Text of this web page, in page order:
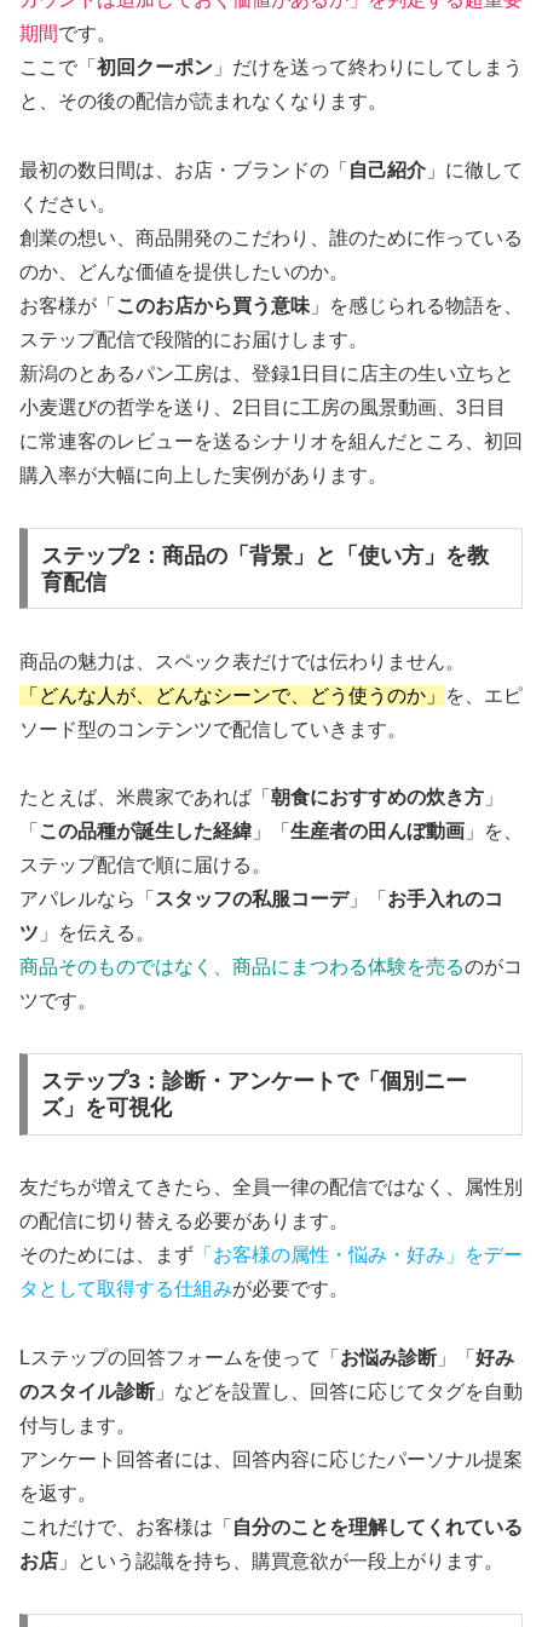
期間です。
ここで「 初回クーポン 」だけを送って終わりにしてしまう
と、その後の配信が読まれなくなります。
最初の数日間は、お店・ブランドの「 自己紹介 」に徹して
ください。
創業の想い、商品開発のこだわり、誰のために作っている
のか、どんな価値を提供したいのか。
お客様が「 このお店から買う意味 」を感じられる物語を、
ステップ配信で段階的にお届けします。
新潟のとあるパン工房は、登録1日目に店主の生い立ちと
小麦選びの哲学を送り、2日目に工房の風景動画、3日目
に常連客のレビューを送るシナリオを組んだところ、初回
購入率が大幅に向上した実例があります。
ステップ2：商品の「背景」と「使い方」を教
育配信
商品の魅力は、スペック表だけでは伝わりません。
「どんな人が、どんなシーンで、どう使うのか」
を、エピ
ソード型のコンテンツで配信していきます。
たとえば、米農家であれば「 朝食におすすめの炊き方 」
「 この品種が誕生した経緯」「 生産者の田んぼ動画 」を、
ステップ配信で順に届ける。
アパレルなら「 スタッフの私服コーデ」「 お手入れのコ
ツ 」を伝える。
商品そのものではなく、商品にまつわる体験を売るのがコ
ツです。
ステップ3：診断・アンケートで「個別ニー
ズ」を可視化
友だちが増えてきたら、全員一律の配信ではなく、属性別
の配信に切り替える必要があります。
そのためには、まず 「お客様の属性・悩み・好み」をデー
タとして取得する仕組みが必要です。
Lステップの回答フォームを使って「 お悩み診断 」「 好み
のスタイル診断 」などを設置し、回答に応じてタグを自動
付与します。
アンケート回答者には、回答内容に応じたパーソナル提案
を返す。
これだけで、お客様は「 自分のことを理解してくれている
お店 」という認識を持ち、購買意欲が一段上がります。